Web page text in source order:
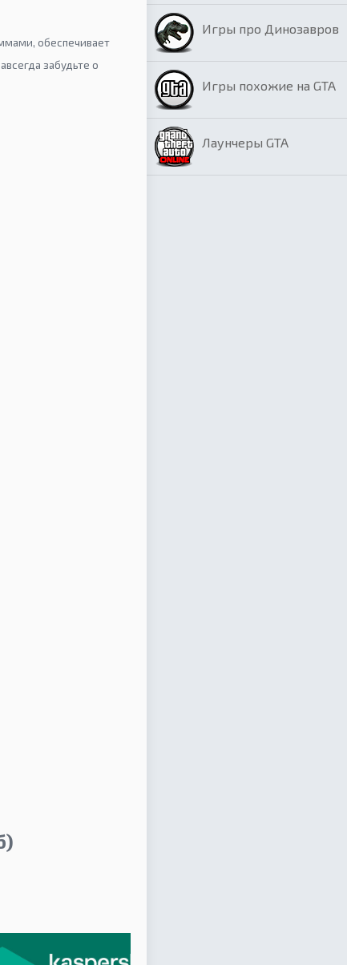
обеспечивает
забудьте о
Игры про Динозавров
Игры похожие на GTA
Лаунчеры GTA